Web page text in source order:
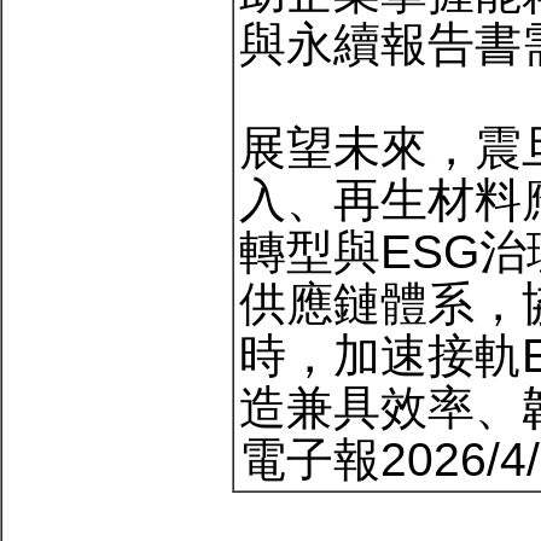
與永續報告書
展望未來，
入、再生材
轉型與ESG
供應鏈體系，
時，加速接軌
造兼具效率、
電子報2026/